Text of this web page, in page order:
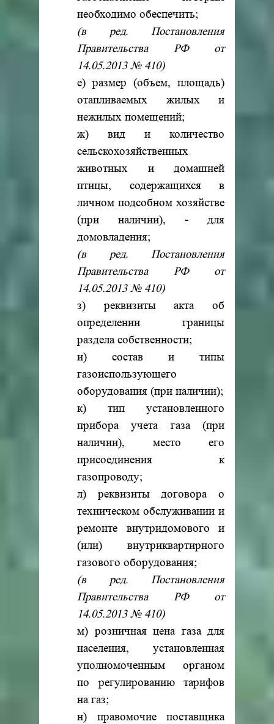
необходимо обеспечить;
(в ред. Постановления
Правительства РФ от
14.05.2013 № 410)
е) размер (объем, площадь)
отапливаемых жилых и
нежилых помещений;
ж) вид и количество
сельскохозяйственных
животных и домашней
птицы, содержащихся в
личном подсобном хозяйстве
(при наличии), - для
домовладения;
(в ред. Постановления
Правительства РФ от
14.05.2013 № 410)
з) реквизиты акта об
определении границы
раздела собственности;
и) состав и типы
газоиспользующего
оборудования (при наличии);
к) тип установленного
прибора учета газа (при
наличии), место его
присоединения к
газопроводу;
л) реквизиты договора о
техническом обслуживании и
ремонте внутридомового и
(или) внутриквартирного
газового оборудования;
(в ред. Постановления
Правительства РФ от
14.05.2013 № 410)
м) розничная цена газа для
населения, установленная
уполномоченным органом
по регулированию тарифов
на газ;
н) правомочие поставщика